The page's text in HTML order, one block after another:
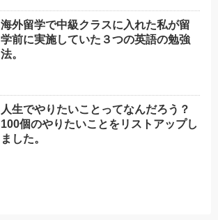
海外留学で中級クラスに入れた私が留
学前に実施していた３つの英語の勉強
法。
人生でやりたいことってなんだろう？
100個のやりたいことをリストアップし
ました。